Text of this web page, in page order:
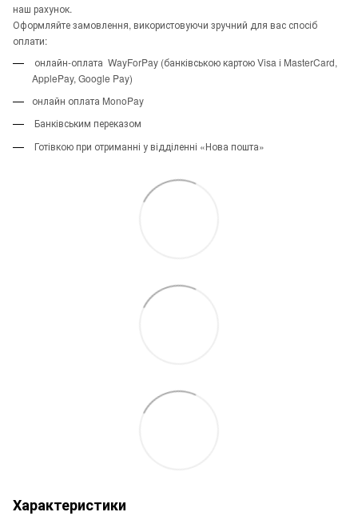
наш рахунок.
Оформляйте замовлення, використовуючи зручний для вас спосіб
оплати:
онлайн-оплата WayForPay (банківською картою Visa і MasterCard,
ApplePay, Google Pay)
онлайн оплата MonoPay
Банківським переказом
Готівкою при отриманні у відділенні «Нова пошта»
Характеристики